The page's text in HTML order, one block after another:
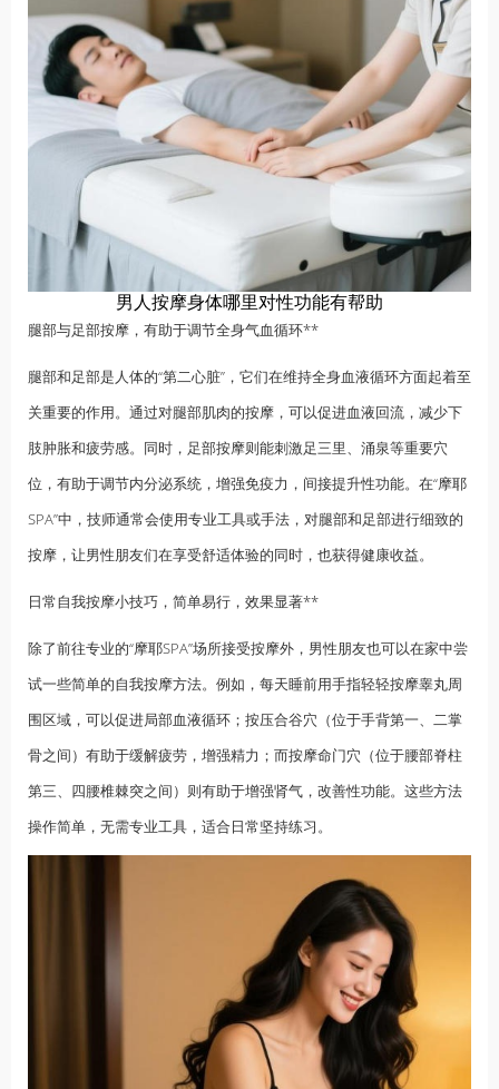
男人按摩身体哪里对性功能有帮助
腿部与足部按摩，有助于调节全身气血循环**
腿部和足部是人体的“第二心脏”，它们在维持全身血液循环方面起着至
关重要的作用。通过对腿部肌肉的按摩，可以促进血液回流，减少下
肢肿胀和疲劳感。同时，足部按摩则能刺激足三里、涌泉等重要穴
位，有助于调节内分泌系统，增强免疫力，间接提升性功能。在“摩耶
SPA”中，技师通常会使用专业工具或手法，对腿部和足部进行细致的
按摩，让男性朋友们在享受舒适体验的同时，也获得健康收益。
日常自我按摩小技巧，简单易行，效果显著**
除了前往专业的“摩耶SPA”场所接受按摩外，男性朋友也可以在家中尝
试一些简单的自我按摩方法。例如，每天睡前用手指轻轻按摩睾丸周
围区域，可以促进局部血液循环；按压合谷穴（位于手背第一、二掌
骨之间）有助于缓解疲劳，增强精力；而按摩命门穴（位于腰部脊柱
第三、四腰椎棘突之间）则有助于增强肾气，改善性功能。这些方法
操作简单，无需专业工具，适合日常坚持练习。